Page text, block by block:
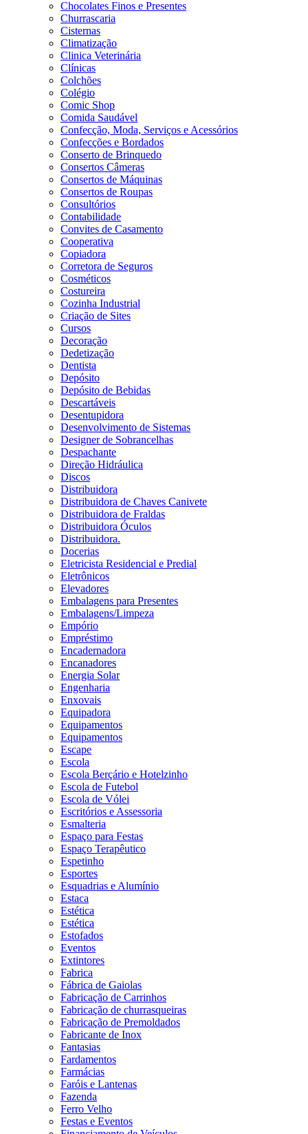
Chocolates Finos e Presentes
Churrascaria
Cisternas
Climatização
Clinica Veterinária
Clínicas
Colchões
Colégio
Comic Shop
Comida Saudável
Confecção, Moda, Serviços e Acessórios
Confecções e Bordados
Conserto de Brinquedo
Consertos Câmeras
Consertos de Máquinas
Consertos de Roupas
Consultórios
Contabilidade
Convites de Casamento
Cooperativa
Copiadora
Corretora de Seguros
Cosméticos
Costureira
Cozinha Industrial
Criação de Sites
Cursos
Decoração
Dedetização
Dentista
Depósito
Depósito de Bebidas
Descartáveis
Desentupidora
Desenvolvimento de Sistemas
Designer de Sobrancelhas
Despachante
Direção Hidráulica
Discos
Distribuidora
Distribuidora de Chaves Canivete
Distribuidora de Fraldas
Distribuidora Óculos
Distribuidora.
Docerias
Eletricista Residencial e Predial
Eletrônicos
Elevadores
Embalagens para Presentes
Embalagens/Limpeza
Empório
Empréstimo
Encadernadora
Encanadores
Energia Solar
Engenharia
Enxovais
Equipadora
Equipamentos
Equipamentos
Escape
Escola
Escola Berçário e Hotelzinho
Escola de Futebol
Escola de Vólei
Escritórios e Assessoria
Esmalteria
Espaço para Festas
Espaço Terapêutico
Espetinho
Esportes
Esquadrias e Alumínio
Estaca
Estética
Estética
Estofados
Eventos
Extintores
Fabrica
Fábrica de Gaiolas
Fabricação de Carrinhos
Fabricação de churrasqueiras
Fabricação de Premoldados
Fabricante de Inox
Fantasias
Fardamentos
Farmácias
Faróis e Lantenas
Fazenda
Ferro Velho
Festas e Eventos